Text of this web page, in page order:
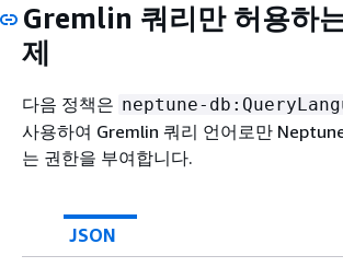
Gremlin 쿼리만 허용하
제
다음 정책은 neptune-
사용하여 Gremlin 쿼리 언어로만
는 권한을 부여합니다.
JSON